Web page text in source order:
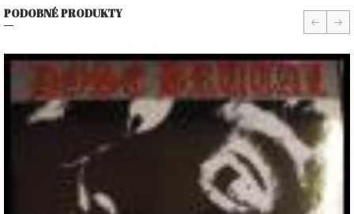
PODOBNÉ PRODUKTY prev